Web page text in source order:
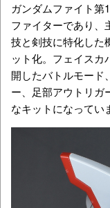
ガンダムファイト第
ファイターであり、
技と剣技に特化した
ット化。フェイスカ
開したバトルモード
ー、足部アウトリガ
なキットになってい